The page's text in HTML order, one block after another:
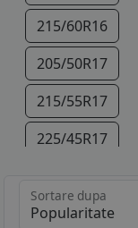
215/60R16
205/50R17
215/55R17
225/45R17
235/45R18
Sortare dupa